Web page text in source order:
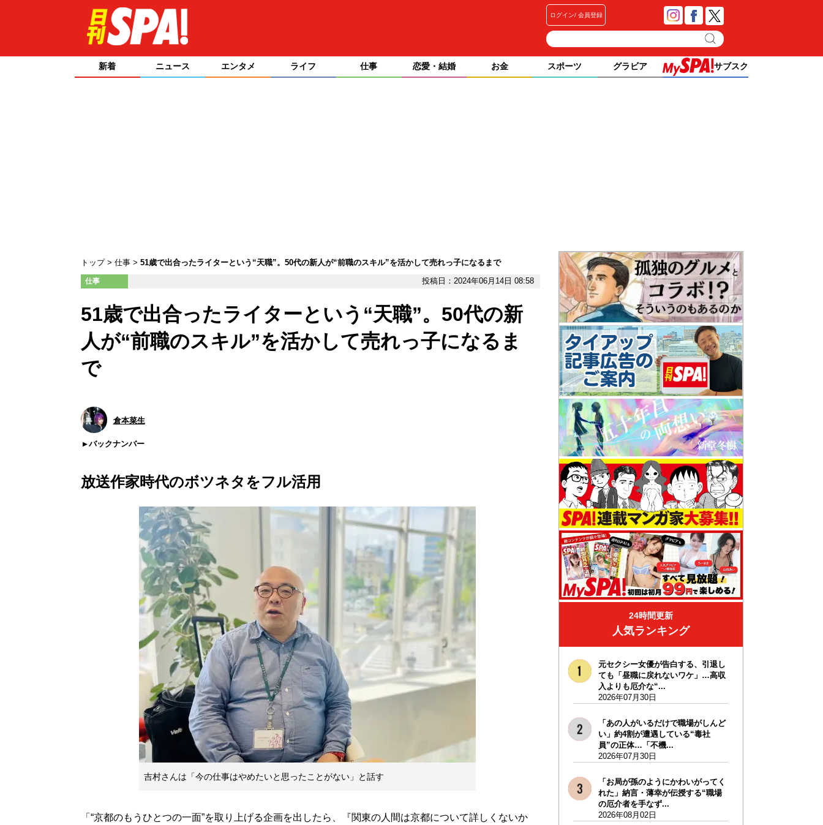
ログイン 会員登録
新着 ニュース エンタメ ライフ 仕事 恋愛・結婚 お金 スポーツ グラビア サブスク
トップ 仕事 51歳で出合ったライターという“天職”。50代の新人が“前職のスキル”を活かして売れっ子になるまで
仕事 投稿日：2024年06月14日 08:58
51歳で出合ったライターという“天職”。50代の新
人が“前職のスキル”を活かして売れっ子になるま
で
倉本菜生
バックナンバー
放送作家時代のボツネタをフル活用
吉村さんは「今の仕事はやめたいと思ったことがない」と話す
「“京都のもうひとつの一面”を取り上げる企画を出したら、『関東の人間は京都について詳しくないか
24時間更新
人気ランキング
元セクシー女優が告白する、引退し
ても「昼職に戻れないワケ」…高収
入よりも厄介な“...
2026年07月30日
「あの人がいるだけで職場がしんど
い」約4割が遭遇している“毒社
員”の正体…「不機...
2026年07月30日
「お局が孫のようにかわいがってく
れた」納言・薄幸が伝授する“職場
の厄介者を手なず...
2026年08月02日